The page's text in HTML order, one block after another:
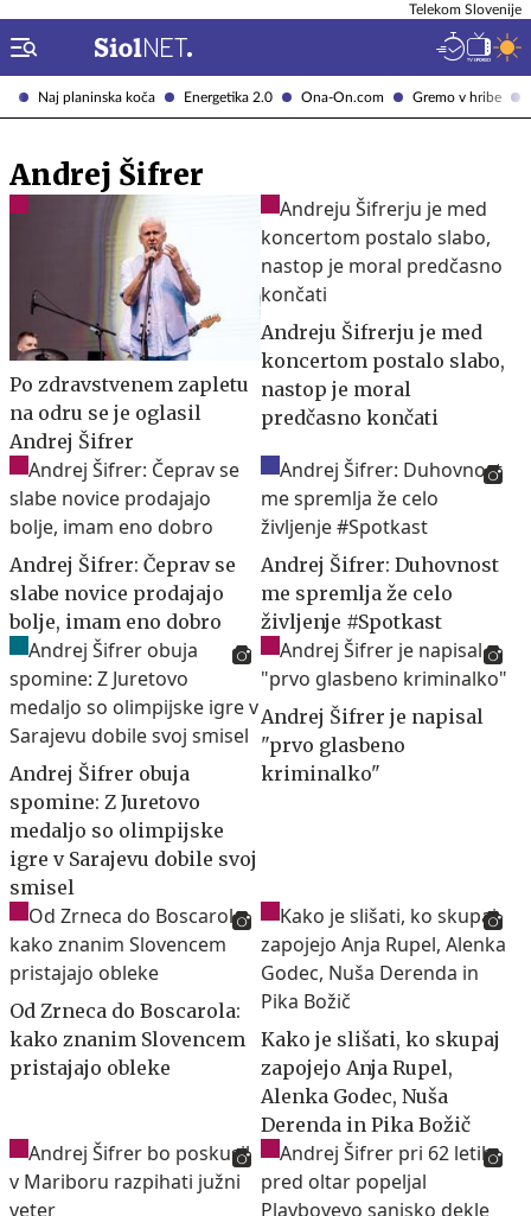
Naj planinska koča Energetika 2.0 Ona-On.com Gremo v hribe
Telekom Slovenije
Andrej Šifrer
Po zdravstvenem zapletu
na odru se je oglasil
Andrej Šifrer
Andreju Šifrerju je med
koncertom postalo slabo,
nastop je moral
predčasno končati
Andrej Šifrer: Čeprav se
slabe novice prodajajo
bolje, imam eno dobro
Andrej Šifrer: Duhovnost
me spremlja že celo
življenje #Spotkast
Andrej Šifrer obuja
spomine: Z Juretovo
medaljo so olimpijske
igre v Sarajevu dobile svoj
smisel
Andrej Šifrer je napisal
"prvo glasbeno
kriminalko"
Od Zrneca do Boscarola:
kako znanim Slovencem
pristajajo obleke
Kako je slišati, ko skupaj
zapojejo Anja Rupel,
Alenka Godec, Nuša
Derenda in Pika Božič